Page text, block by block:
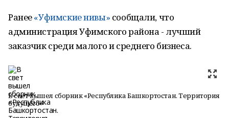
Ранее«Уфимские нивы» сообщали, что
администрация Уфимского района - лучший
заказчик среди малого и среднего бизнеса.
В свет вышел сборник «Республика Башкортостан. Территория
будущего»